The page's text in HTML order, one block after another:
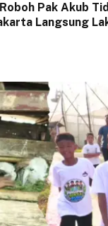
Pak Akub
Langsung